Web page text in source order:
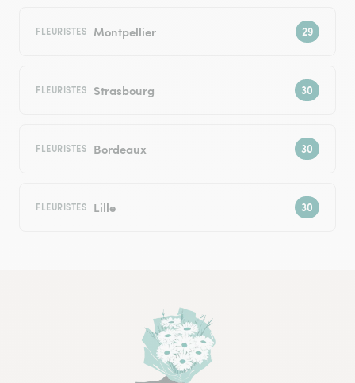
FLEURISTES Montpellier
FLEURISTES Strasbourg
FLEURISTES Bordeaux
FLEURISTES Lille